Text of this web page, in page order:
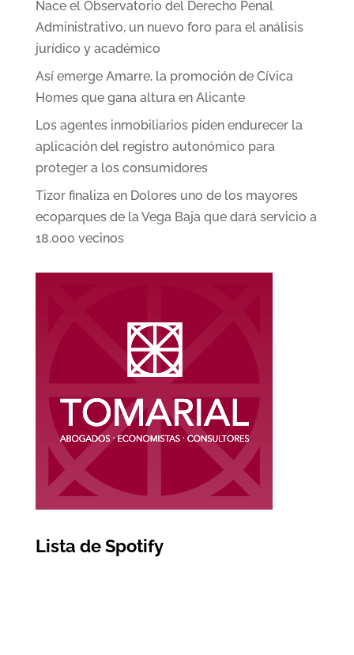
Nace el Observatorio del Derecho Penal
Administrativo, un nuevo foro para el análisis
jurídico y académico
Así emerge Amarre, la promoción de Cívica
Homes que gana altura en Alicante
Los agentes inmobiliarios piden endurecer la
aplicación del registro autonómico para
proteger a los consumidores
Tizor finaliza en Dolores uno de los mayores
ecoparques de la Vega Baja que dará servicio a
18.000 vecinos
Lista de Spotify